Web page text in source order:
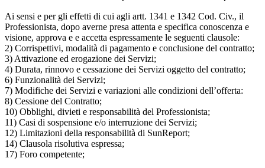
Ai sensi e per gli effetti di cui agli artt. 1341 e 1342 Cod. Civ., il
Professionista, dopo averne presa attenta e specifica conoscenza e
visione, approva e e accetta espressamente le seguenti clausole:
2) Corrispettivi, modalità di pagamento e conclusione del contratto;
3) Attivazione ed erogazione dei Servizi;
4) Durata, rinnovo e cessazione dei Servizi oggetto del contratto;
6) Funzionalità dei Servizi;
7) Modifiche dei Servizi e variazioni alle condizioni dell’offerta:
8) Cessione del Contratto;
10) Obblighi, divieti e responsabilità del Professionista;
11) Casi di sospensione e/o interruzione dei Servizi;
12) Limitazioni della responsabilità di SunReport;
14) Clausola risolutiva espressa;
17) Foro competente;